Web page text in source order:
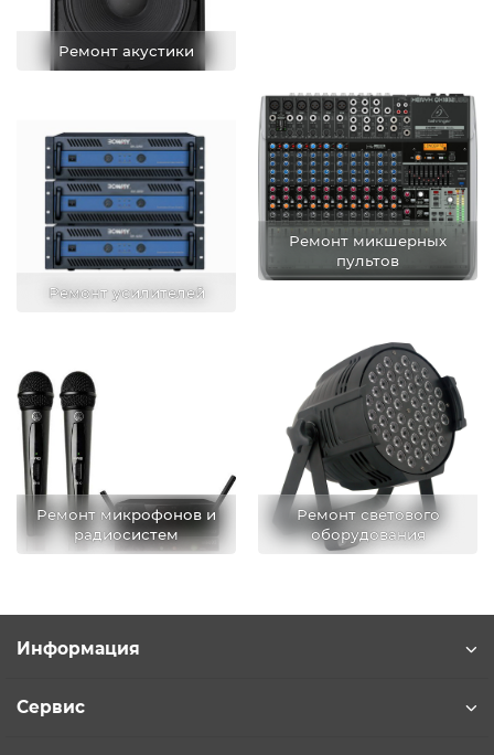
Ремонт акустики
Ремонт усилителей
Ремонт микшерных
пультов
Ремонт микрофонов и
радиосистем
Ремонт светового
оборудования
Информация
Сервис